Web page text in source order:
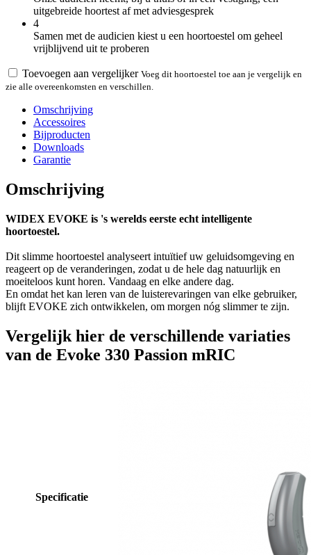
uitgebreide hoortest af met adviesgesprek
4
Samen met de audicien kiest u een hoortoestel om geheel
vrijblijvend uit te proberen
Toevoegen aan vergelijker Voeg dit hoortoestel toe aan je vergelijk en
zie alle overeenkomsten en verschillen.
Omschrijving
Accessoires
Bijproducten
Downloads
Garantie
Omschrijving
WIDEX EVOKE is 's werelds eerste echt intelligente
hoortoestel.
Dit slimme hoortoestel analyseert intuïtief uw geluidsomgeving en
reageert op de veranderingen, zodat u de hele dag natuurlijk en
moeiteloos kunt horen. Vandaag en elke andere dag.
En omdat het kan leren van de luisterevaringen van elke gebruiker,
blijft EVOKE zich ontwikkelen, om morgen nóg slimmer te zijn.
Vergelijk hier de verschillende variaties
van de Evoke 330 Passion mRIC
Specificatie